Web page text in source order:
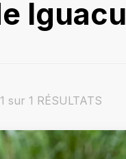
Iguacu
sur 1 RÉSULTATS